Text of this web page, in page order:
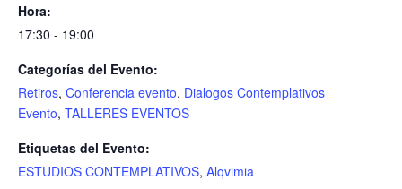
Hora:
17:30 - 19:00
Categorías del Evento:
Retiros, Conferencia evento, Dialogos Contemplativos
Evento, TALLERES EVENTOS
Etiquetas del Evento:
ESTUDIOS CONTEMPLATIVOS, Alqvimia